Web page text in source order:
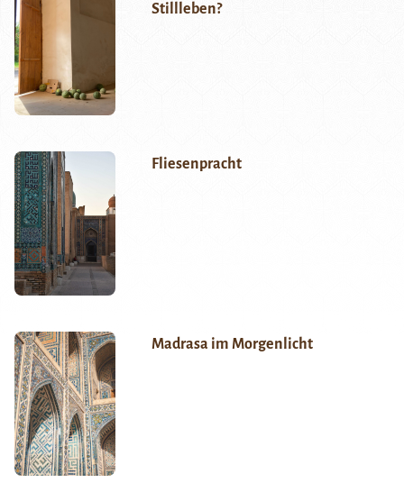
Stillleben?
Fliesenpracht
Madrasa im Morgenlicht